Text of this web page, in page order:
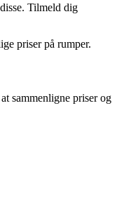
Tilmeld dig
priser på rumper.
sammenligne priser og